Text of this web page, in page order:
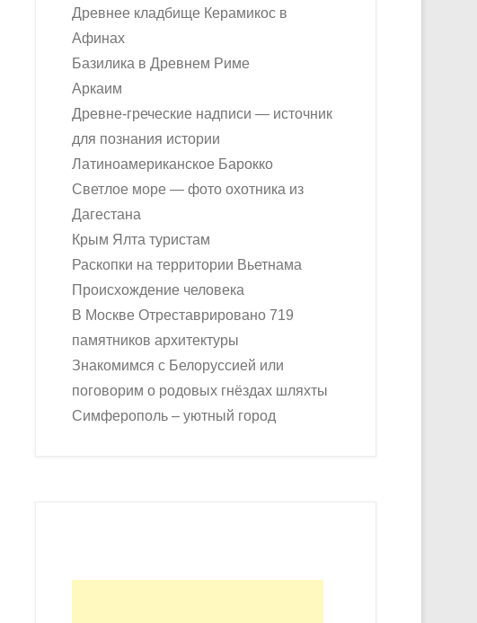
Древнее кладбище Керамикос в
Афинах
Базилика в Древнем Риме
Аркаим
Древне-греческие надписи — источник
для познания истории
Латиноамериканское Барокко
Светлое море — фото охотника из
Дагестана
Крым Ялта туристам
Раскопки на территории Вьетнама
Происхождение человека
В Москве Отреставрировано 719
памятников архитектуры
Знакомимся с Белоруссией или
поговорим о родовых гнёздах шляхты
Симферополь – уютный город